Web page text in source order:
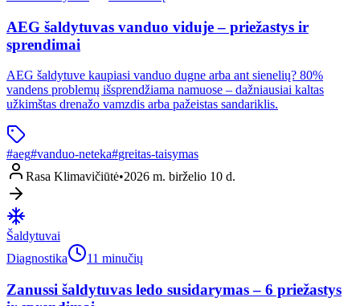
AEG šaldytuvas vanduo viduje – priežastys ir
sprendimai
AEG šaldytuve kaupiasi vanduo dugne arba ant sienelių? 80%
vandens problemų išsprendžiama namuose – dažniausiai kaltas
užkimštas drenažo vamzdis arba pažeistas sandariklis.
#aeg#vanduo-neteka#greitas-taisymas
Rasa Klimavičiūtė•2026 m. birželio 10 d.
Šaldytuvai
Diagnostika
11 minučių
Zanussi šaldytuvas ledo susidarymas – 6 priežastys